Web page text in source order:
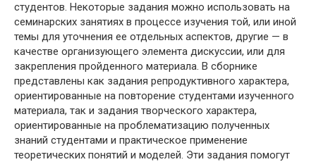
студентов. Некоторые задания можно использовать на
семинарских занятиях в процессе изучения той, или иной
темы для уточнения ее отдельных аспектов, другие — в
качестве организующего элемента дискуссии, или для
закрепления пройденного материала. В сборнике
представлены как задания репродуктивного характера,
ориентированные на повторение студентами изученного
материала, так и задания творческого характера,
ориентированные на проблематизацию полученных
знаний студентами и практическое применение
теоретических понятий и моделей. Эти задания помогут